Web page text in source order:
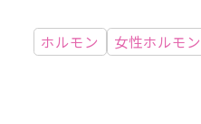
ホルモン 女性ホルモン